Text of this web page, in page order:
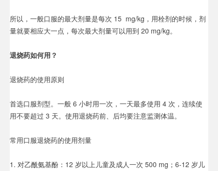
所以，一般口服的最大剂量是每次 15 mg/kg，用栓剂的时候，剂
量就要相应大一点，每次最大剂量可以用到 20 mg/kg。
退烧药如何用？
退烧药的使用原则
首选口服剂型。一般 6 小时用一次，一天最多使用 4 次，连续使
用不要超过 3 天。使用退烧药前、后均要注意监测体温。
常用口服退烧药的使用剂量
1. 对乙酰氨基酚：12 岁以上儿童及成人一次 500 mg；6-12 岁儿